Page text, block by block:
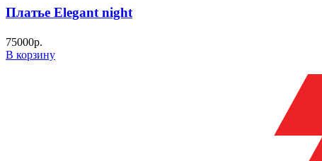
Платье Elegant night
75000р.
В корзину